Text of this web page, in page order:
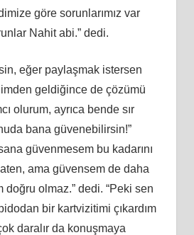
göre sorunlarımız var
Nahit abi.” dedi.
eğer paylaşmak istersen
geldiğince de çözümü
olurum, ayrıca bende sır
bana güvenebilirsin!”
güvenmesem bu kadarını
ama güvensem de daha
doğru olmaz.” dedi. “Peki sen
bir kartvizitimi çıkardım
daralır da konuşmaya